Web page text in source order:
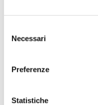
delNecessari
Preferenze
Statistiche
Lake